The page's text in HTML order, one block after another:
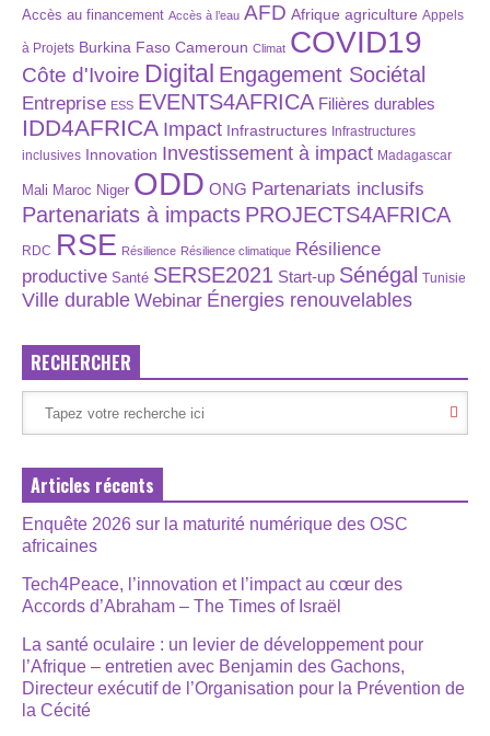
Accès au financement Accès à l’eau AFD Afrique agriculture Appels
à Projets Burkina Faso Cameroun Climat COVID19
Côte d'Ivoire Digital Engagement Sociétal
Entreprise ESS EVENTS4AFRICA Filières durables
IDD4AFRICA Impact Infrastructures Infrastructures
inclusives Innovation Investissement à impact Madagascar
Mali Maroc Niger ODD ONG Partenariats inclusifs
Partenariats à impacts PROJECTS4AFRICA
RDC RSE Résilience Résilience climatique Résilience
productive Santé SERSE2021 Start-up Sénégal Tunisie
Ville durable Webinar Énergies renouvelables
RECHERCHER
Articles récents
Enquête 2026 sur la maturité numérique des OSC
africaines
Tech4Peace, l’innovation et l’impact au cœur des
Accords d’Abraham – The Times of Israël
La santé oculaire : un levier de développement pour
l’Afrique – entretien avec Benjamin des Gachons,
Directeur exécutif de l’Organisation pour la Prévention de
la Cécité